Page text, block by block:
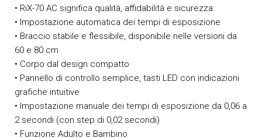
• RiX-70 AC significa qualità, affidabilità e sicurezza:
• Impostazione automatica dei tempi di esposizione
• Braccio stabile e flessibile, disponibile nelle versioni da
60 e 80 cm
• Corpo dal design compatto
• Pannello di controllo semplice, tasti LED con indicazioni
grafiche intuitive
• Impostazione manuale dei tempi di esposizione da 0,06 a
2 secondi (con step di 0,02 secondi)
• Funzione Adulto e Bambino